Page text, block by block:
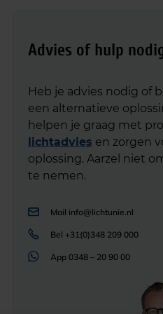
Advies of hulp
Heb je advies nodig of
een alternatieve
helpen je graag met
lichtadvies en zorgen
oplossing. Aarzel niet
te nemen.
Mail info@lichtunie.nl
Bel +31(0)348 209 000
App 0348 – 20 90 00